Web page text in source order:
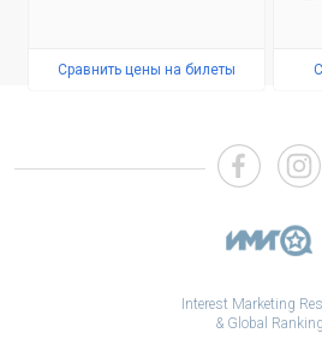
Сравнить цены на билеты
Interest Marketing
& Global Ranking